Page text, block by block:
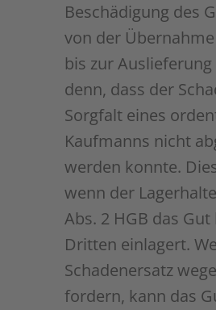
Beschädigung des
von der
bis zur
denn, dass der
Sorgfalt eines
Kaufmanns nicht
werden konnte.
wenn der
Abs. 2 HGB das
Dritten einlagert.
Schadenersatz
fordern, kann das